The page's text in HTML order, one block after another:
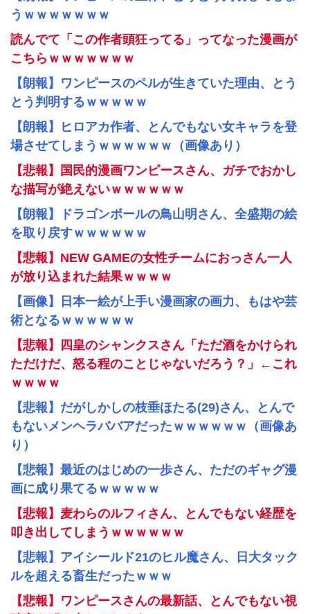
うｗｗｗｗｗｗｗ
読んでて「この作者頭狂ってる」ってなった漫画が
こちらｗｗｗｗｗｗｗ
【朗報】ワンピースのペルが生きていた理由、とう
とう判明するｗｗｗｗｗ
【朗報】ヒロアカ作者、とんでもない女キャラを登
場させてしまうｗｗｗｗｗｗ（画像あり）
【悲報】国民的漫画ワンピースさん、ガチでおかし
な描写が絶えないｗｗｗｗｗｗ
【朗報】ドラゴンボールの鳥山明さん、全盛期の絵
を取り戻すｗｗｗｗｗｗ
【悲報】NEW GAMEの女性チームにおっさん一人
が放り込まれた結果ｗｗｗｗ
【画像】日本一絵が上手い漫画家の画力、もはや芸
術となるｗｗｗｗｗｗ
【悲報】四皇のシャンクスさん「ただ酒をかけられ
ただけだ、怒る程のことじゃないだろう？」←これ
ｗｗｗｗ
【悲報】だがしかしの枝垂ほたる(29)さん、とんで
もないメンヘラババアだったｗｗｗｗｗｗ（画像あ
り）
【悲報】最近のはじめの一歩さん、ただのギャグ漫
画に成り果てるｗｗｗｗｗ
【悲報】麦わらのルフィさん、とんでもない経歴を
叩き出してしまうｗｗｗｗｗｗ
【悲報】アイシールド21のヒル魔さん、日大タック
ルを超える畜生だったｗｗｗ
【悲報】ワンピースさんの最新話、とんでもない視